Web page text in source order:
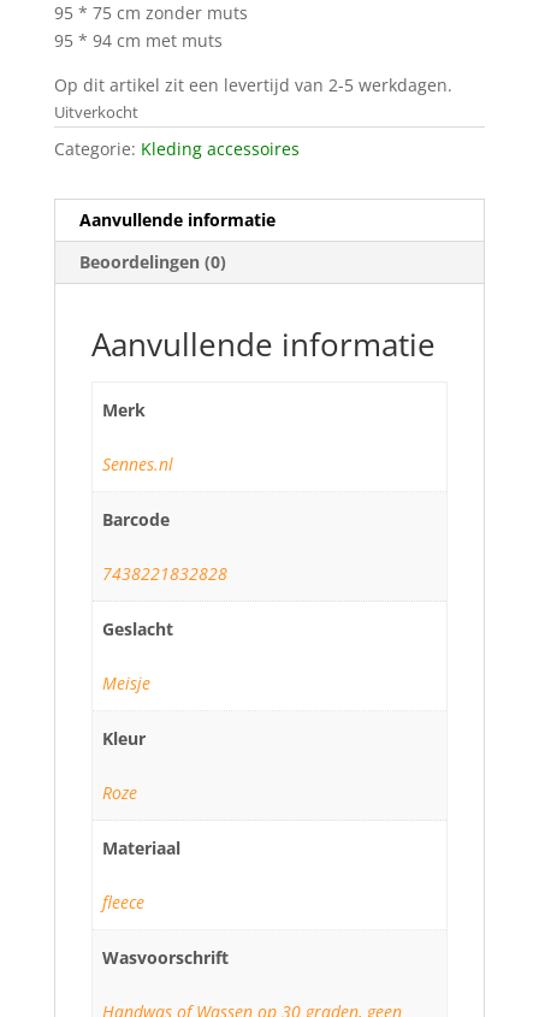
95 * 75 cm zonder muts
95 * 94 cm met muts
Op dit artikel zit een levertijd van 2-5 werkdagen.
Uitverkocht
Categorie: Kleding accessoires
Aanvullende informatie
Beoordelingen (0)
Aanvullende informatie
Merk
Sennes.nl
Barcode
7438221832828
Geslacht
Meisje
Kleur
Roze
Materiaal
fleece
Wasvoorschrift
Handwas of Wassen op 30 graden, geen